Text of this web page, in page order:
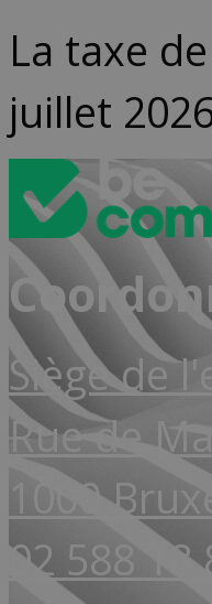
La taxe
juillet
Siège de
Rue de
1000
02 588 18